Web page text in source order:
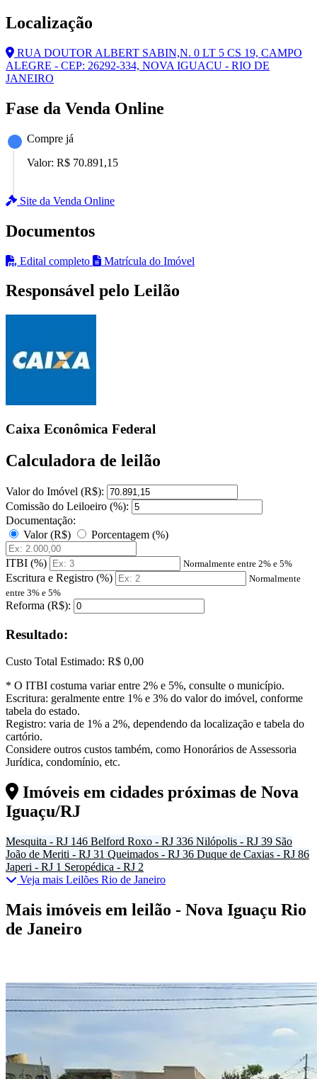
Localização
RUA DOUTOR ALBERT SABIN,N. 0 LT 5 CS 19, CAMPO
ALEGRE - CEP: 26292-334, NOVA IGUACU - RIO DE
JANEIRO
Fase da Venda Online
Compre já
Valor: R$ 70.891,15
Site da Venda Online
Documentos
Edital completo Matrícula do Imóvel
Responsável pelo Leilão
Caixa Econômica Federal
Calculadora de leilão
Valor do Imóvel (R$):
Comissão do Leiloeiro (%):
Documentação:
Valor (R$)
Porcentagem (%)
ITBI (%) Normalmente entre 2% e 5%
Escritura e Registro (%)
Normalmente
entre 3% e 5%
Reforma (R$):
Resultado:
Custo Total Estimado: R$ 0,00
* O ITBI costuma variar entre 2% e 5%, consulte o município.
Escritura: geralmente entre 1% e 3% do valor do imóvel, conforme
tabela do estado.
Registro: varia de 1% a 2%, dependendo da localização e tabela do
cartório.
Considere outros custos também, como Honorários de Assessoria
Jurídica, condomínio, etc.
Imóveis em cidades próximas de Nova
Iguaçu/RJ
Mesquita - RJ 146 Belford Roxo - RJ 336 Nilópolis - RJ 39 São
João de Meriti - RJ 31 Queimados - RJ 36 Duque de Caxias - RJ 86
Japeri - RJ 1 Seropédica - RJ 2
Veja mais Leilões Rio de Janeiro
Mais imóveis em leilão - Nova Iguaçu Rio
de Janeiro